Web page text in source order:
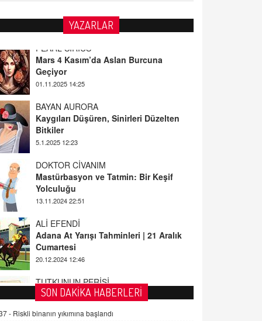
YAZARLAR
BAYAN AURORA
Kaygıları Düşüren, Sinirleri Düzelten
Bitkiler
DOKTOR CİVANIM
Mastürbasyon ve Tatmin: Bir Keşif
Yolculuğu
ALİ EFENDİ
Adana At Yarışı Tahminleri | 21 Aralık
Cumartesi
TUTKUNUN PERİSİ
Sağlıklı Bir Cinsel Yaşam ile İlgili
Bilinmesi Gerekenler
FARUK ÖNALAN
Tezkere Onaylanmasaydı…
2 Kasım 2021 Salı 00:11
SON DAKİKA HABERLERİ
- Riskli binanın yıkımına başlandı